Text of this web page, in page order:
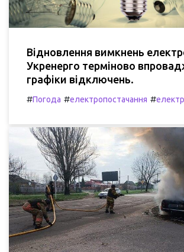
Відновлення вимкнень
Укренерго терміново
графіки відключень.
#Погода #електропостачання #